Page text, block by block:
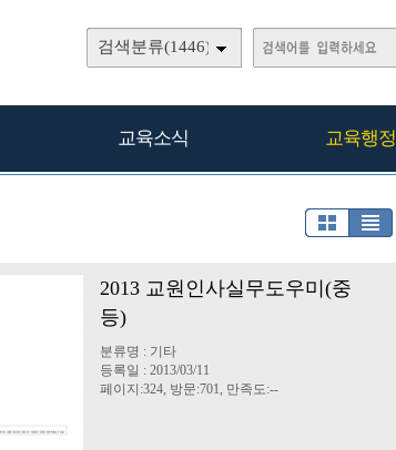
검색분류(1446)
교육소식 교육행정
2013 교원인사실무도우미(중
등)
분류명 : 기타
등록일 : 2013/03/11
페이지:324, 방문:701, 만족도:--